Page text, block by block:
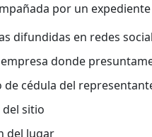
por un
difundidas en redes
empresa donde
cédula del
del sitio
del lugar